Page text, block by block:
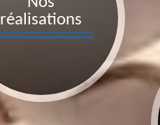
réalisations